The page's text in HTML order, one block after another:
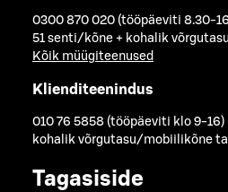
0300 870 020 (tööpäeviti 8.30-
51 senti/kõne + kohalik
Kõik müügiteenused
Klienditeenindus
010 76 5858 (tööpäeviti klo 9-16)
kohalik võrgutasu/mobiilikõne
Tagasiside